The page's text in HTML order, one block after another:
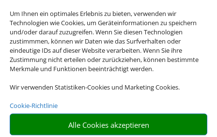
Um Ihnen ein optimales Erlebnis zu bieten, verwenden wir
Technologien wie Cookies, um Geräteinformationen zu speichern
und/oder darauf zuzugreifen. Wenn Sie diesen Technologien
zustimmmen, können wir Daten wie das Surfverhalten oder
eindeutige IDs auf dieser Website verarbeiten. Wenn Sie ihre
Zustimmung nicht erteilen oder zurückziehen, können bestimmte
Merkmale und Funktionen beeinträchtigt werden.
Wir verwenden Statistiken-Cookies und Marketing Cookies.
Cookie-Richtlinie
Alle Cookies akzeptieren
Zafiro Can Picafort
Can Picafort, Mallorca
ab487 €